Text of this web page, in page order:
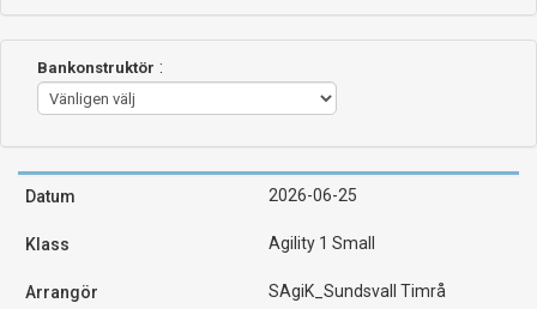
Bankonstruktör :
2026-06-25
Agility 1 Small
SAgiK_Sundsvall Timrå